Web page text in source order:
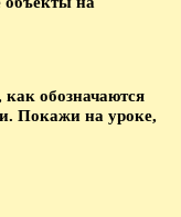
обозначаются
Покажи на уроке,